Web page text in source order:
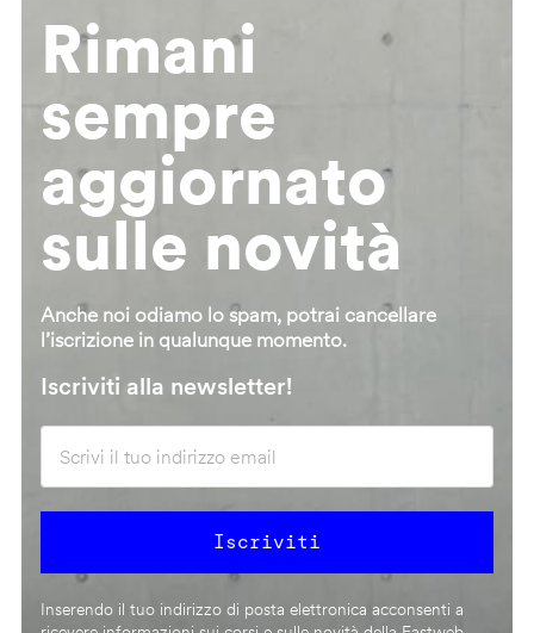
Rimani
sempre
aggiornato
sulle novità
Anche noi odiamo lo spam, potrai cancellare
l’iscrizione in qualunque momento.
Iscriviti alla newsletter!
Inserendo il tuo indirizzo di posta elettronica acconsenti a